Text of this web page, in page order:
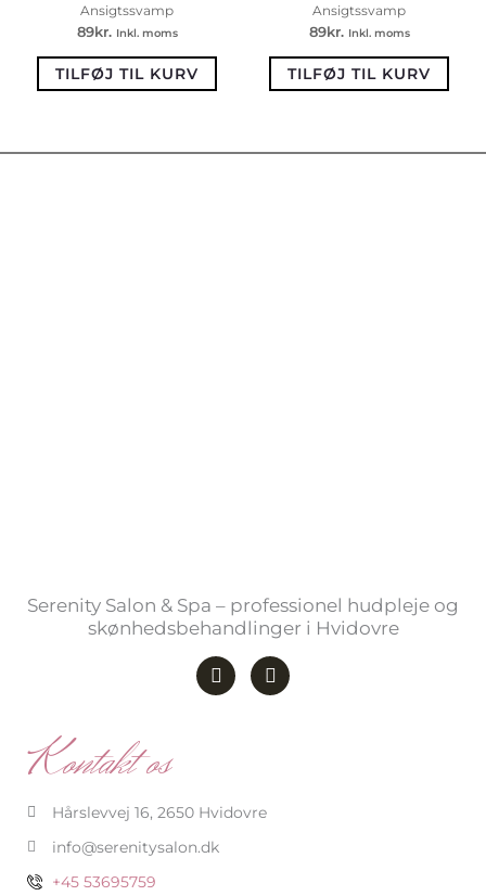
Ansigtssvamp
89kr. Inkl. moms
TILFØJ TIL KURV
Ansigtssvamp
89kr. Inkl. moms
TILFØJ TIL KURV
Serenity Salon & Spa – professionel hudpleje og
skønhedsbehandlinger i Hvidovre
F
a
c
-
I
n
s
Kontakt os
Hårslevvej 16, 2650 Hvidovre
info@serenitysalon.dk
+45 53695759